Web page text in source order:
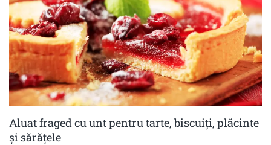
Aluat fraged cu unt pentru tarte, biscuiți, plăcinte
și sărățele